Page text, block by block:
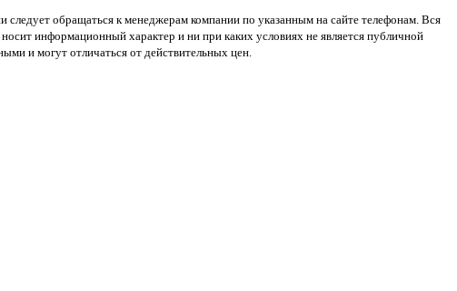
обращаться к менеджерам компании по указанным на сайте телефонам. Вся
информационный характер и ни при каких условиях не является публичной
и могут отличаться от действительных цен.